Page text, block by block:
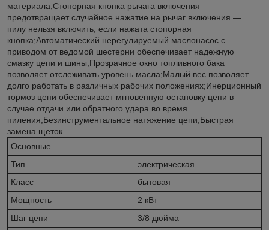
материала;Стопорная кнопка рычага включения
предотвращает случайное нажатие на рычаг включения —
пилу нельзя включить, если нажата стопорная
кнопка;Автоматический нерегулируемый маслонасос с
приводом от ведомой шестерни обеспечивает надежную
смазку цепи и шины;Прозрачное окно топливного бака
позволяет отслеживать уровень масла;Малый вес позволяет
долго работать в различных рабочих положениях;Инерционный
тормоз цепи обеспечивает мгновенную остановку цепи в
случае отдачи или обратного удара во время
пиления;Безинструментальное натяжение цепи;Быстрая
замена щеток.
Основные
Тип
электрическая
Класс
бытовая
Мощность
2 кВт
Шаг цепи
3/8 дюйма